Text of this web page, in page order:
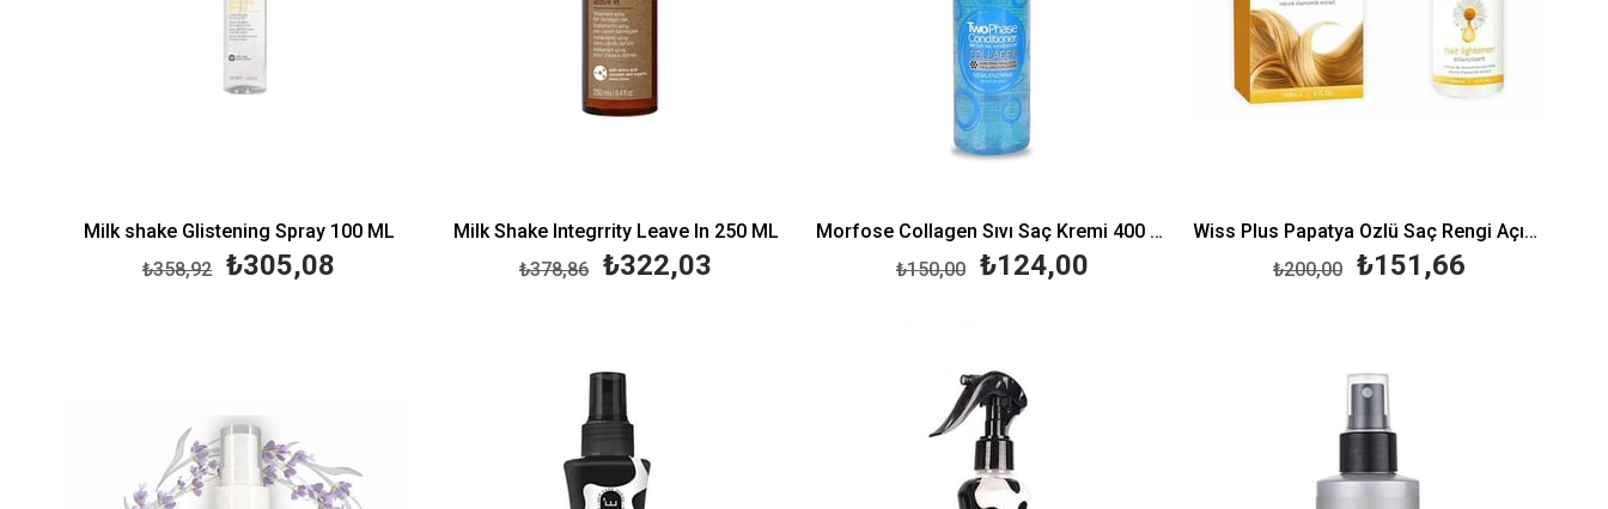
Milk shake Glistening Spray 100 ML
₺305,08
₺358,92
Milk Shake Integrrity Leave In 250 ML
₺322,03
₺378,86
Morfose Collagen Sıvı Saç Kremi 400 ml
₺124,00
₺150,00
Wiss Plus Papatya Özlü Saç Rengi Açıcı Sprey 150 ml
₺151,66
₺200,00